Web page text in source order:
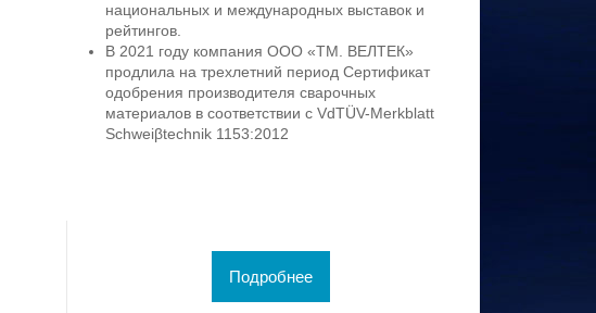
национальных и международных выставок и
рейтингов.
В 2021 году компания ООО «ТМ. ВЕЛТЕК»
продлила на трехлетний период Сертификат
одобрения производителя сварочных
материалов в соответствии с VdTÜV-Merkblatt
Schweiβtechnik 1153:2012
Подробнее